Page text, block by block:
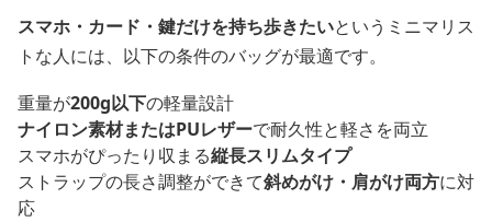
スマホ・カード・鍵だけを持ち歩きたいというミニマリス
トな人には、以下の条件のバッグが最適です。
重量が200g以下の軽量設計
ナイロン素材またはPUレザーで耐久性と軽さを両立
スマホがぴったり収まる縦長スリムタイプ
ストラップの長さ調整ができて斜めがけ・肩がけ両方に対
応